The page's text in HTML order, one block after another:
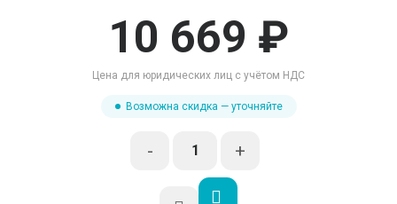
10 669 ₽
Цена для юридических лиц с учётом НДС
Возможна скидка — уточняйте
- +